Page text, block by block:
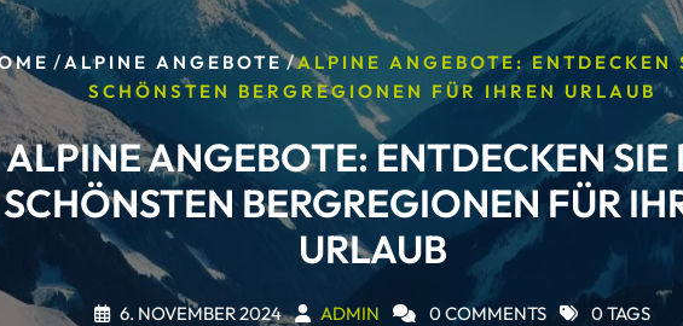
/ALPINE ANGEBOTE/ALPINE ANGEBOTE: ENTDECKEN
SCHÖNSTEN BERGREGIONEN FÜR IHREN URLAUB
ALPINE ANGEBOTE: ENTDECKEN SIE
SCHÖNSTEN BERGREGIONEN FÜR
URLAUB
6. NOVEMBER 2024 ADMIN 0 COMMENTS 0 TAGS